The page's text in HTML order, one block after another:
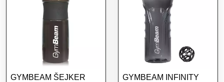
GYMBEAM ŠEJKER
GYMBEAM INFINITY